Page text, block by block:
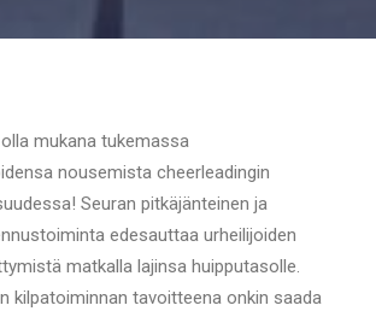
mukana tukemassa
nousemista cheerleadingin
Seuran pitkäjänteinen ja
edesauttaa urheilijoiden
matkalla lajinsa huipputasolle.
kilpatoiminnan tavoitteena onkin saada